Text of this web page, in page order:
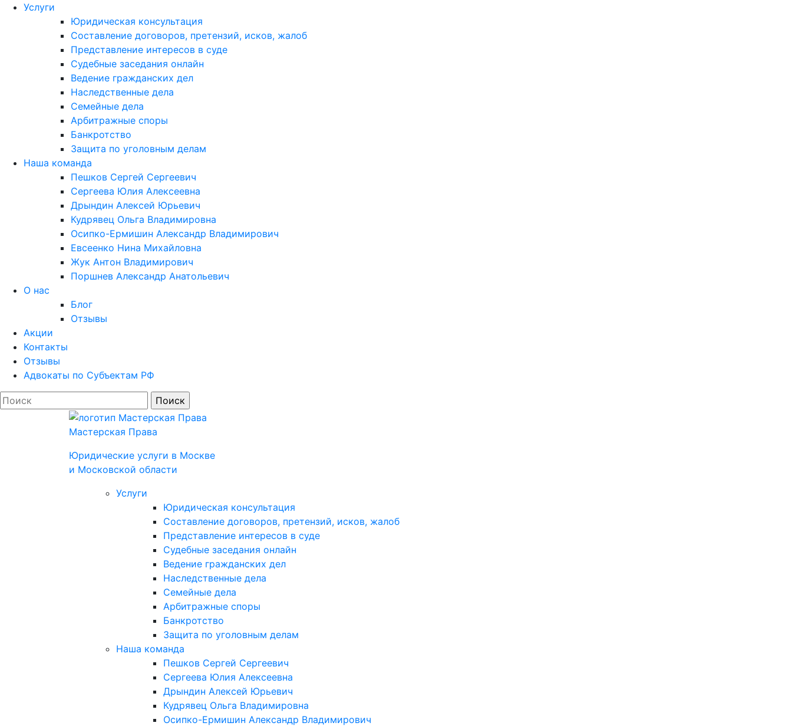
Услуги
Юридическая консультация
Составление договоров, претензий, исков, жалоб
Представление интересов в суде
Судебные заседания онлайн
Ведение гражданских дел
Наследственные дела
Семейные дела
Арбитражные споры
Банкротство
Защита по уголовным делам
Наша команда
Пешков Сергей Сергеевич
Сергеева Юлия Алексеевна
Дрындин Алексей Юрьевич
Кудрявец Ольга Владимировна
Осипко-Ермишин Александр Владимирович
Евсеенко Нина Михайловна
Жук Антон Владимирович
Поршнев Александр Анатольевич
О нас
Блог
Отзывы
Акции
Контакты
Отзывы
Адвокаты по Субъектам РФ
Мастерская Права
Юридические услуги в Моcкве
и Московской области
Услуги
Юридическая консультация
Составление договоров, претензий, исков, жалоб
Представление интересов в суде
Судебные заседания онлайн
Ведение гражданских дел
Наследственные дела
Семейные дела
Арбитражные споры
Банкротство
Защита по уголовным делам
Наша команда
Пешков Сергей Сергеевич
Сергеева Юлия Алексеевна
Дрындин Алексей Юрьевич
Кудрявец Ольга Владимировна
Осипко-Ермишин Александр Владимирович